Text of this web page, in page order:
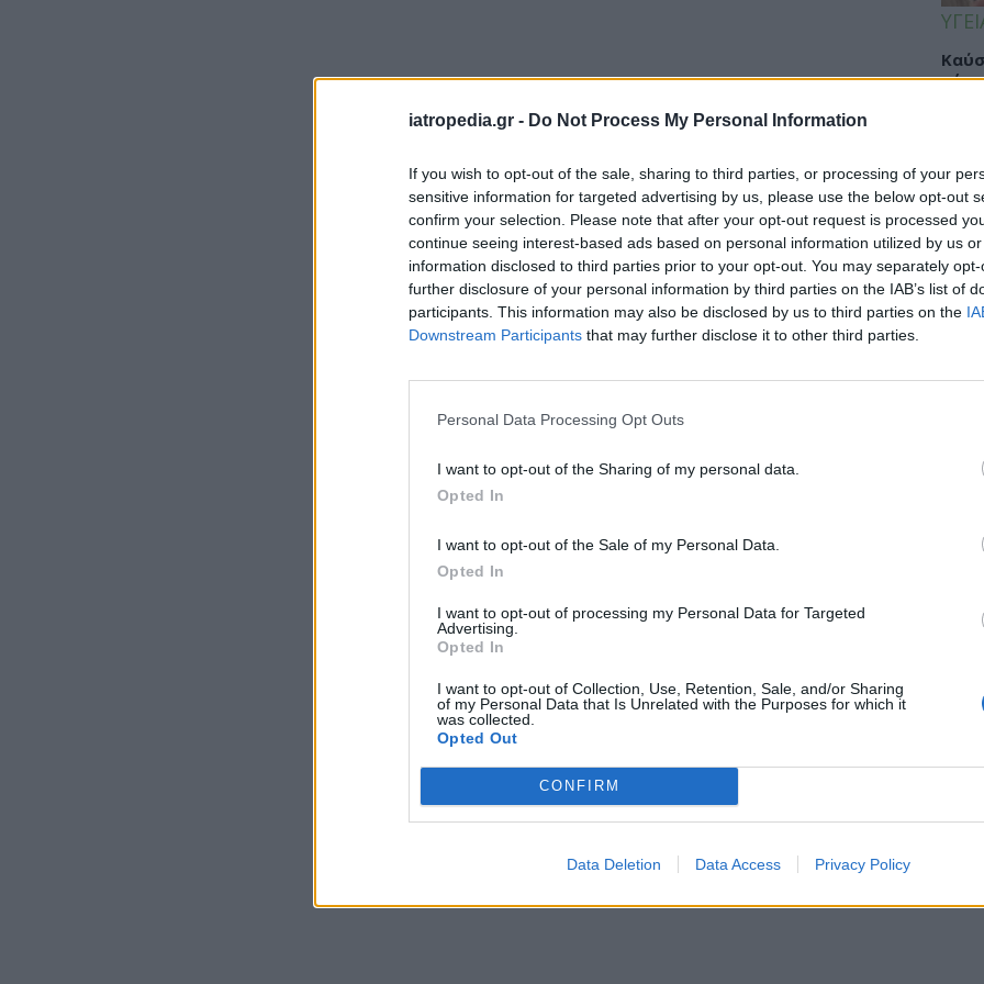
iatropedia.gr - Do Not Process My Personal Information
If you wish to opt-out of the sale, sharing to third parties, or processing of your
sensitive information for targeted advertising by us, please use the below opt-out
confirm your selection. Please note that after your opt-out request is processed
continue seeing interest-based ads based on personal information utilized by us
information disclosed to third parties prior to your opt-out. You may separately
further disclosure of your personal information by third parties on the IAB’s list of
participants. This information may also be disclosed by us to third parties on the
Downstream Participants that may further disclose it to other third parties.
Personal Data Processing Opt Outs
I want to opt-out of the Sharing of my personal data.
Opted In
I want to opt-out of the Sale of my Personal Data.
Opted In
I want to opt-out of processing my Personal Data for Targeted
Advertising.
Opted In
I want to opt-out of Collection, Use, Retention, Sale, and/or Sharing
of my Personal Data that Is Unrelated with the Purposes for which it
was collected.
Opted Out
CONFIRM
Data Deletion Data Access Privacy Policy